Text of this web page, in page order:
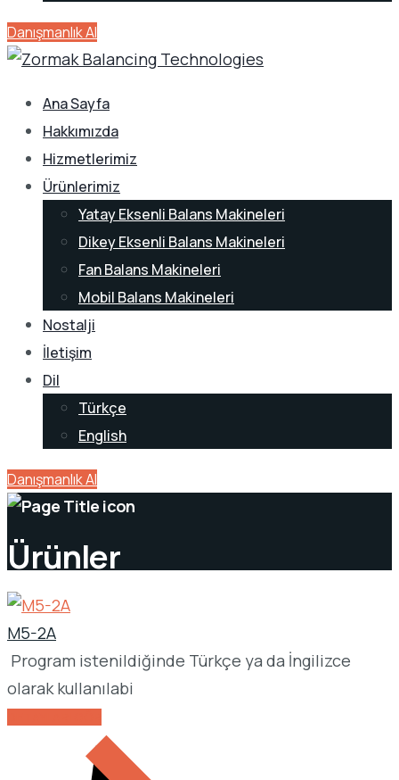
Danışmanlık Al
Ana Sayfa
Hakkımızda
Hizmetlerimiz
Ürünlerimiz
Yatay Eksenli Balans Makineleri
Dikey Eksenli Balans Makineleri
Fan Balans Makineleri
Mobil Balans Makineleri
Nostalji
İletişim
Dil
Türkçe
English
Danışmanlık Al
Ürünler
M5-2A
Program istenildiğinde Türkçe ya da İngilizce
olarak kullanılabi